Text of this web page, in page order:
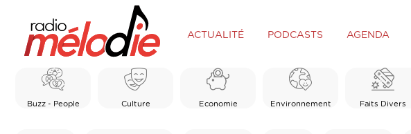
ACTUALITÉ PODCASTS AGENDA
Buzz - People Culture Economie Environnement Faits Divers